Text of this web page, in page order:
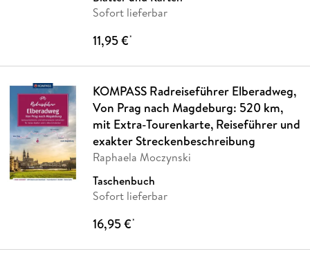
Sofort lieferbar
11,95 €*
KOMPASS Radreiseführer Elberadweg,
Von Prag nach Magdeburg: 520 km,
mit Extra-Tourenkarte, Reiseführer und
exakter Streckenbeschreibung
Raphaela Moczynski
Taschenbuch
Sofort lieferbar
16,95 €*